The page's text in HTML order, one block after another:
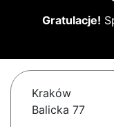
Gratulacje!
Kraków
Balicka 77